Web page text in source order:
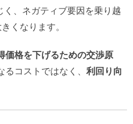
く、ネガティブ要因を乗り越
くなります。
価格を下げるための交渉原
コストではなく、 利回り向